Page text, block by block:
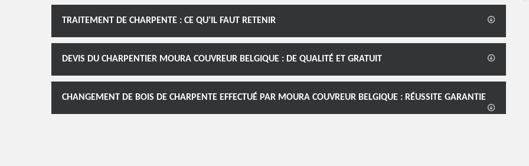
TRAITEMENT DE CHARPENTE : CE QU’IL FAUT RETENIR
DEVIS DU CHARPENTIER MOURA COUVREUR BELGIQUE : DE QUALITÉ ET GRATUIT
CHANGEMENT DE BOIS DE CHARPENTE EFFECTUÉ PAR MOURA COUVREUR BELGIQUE : RÉUSSITE GARANTIE